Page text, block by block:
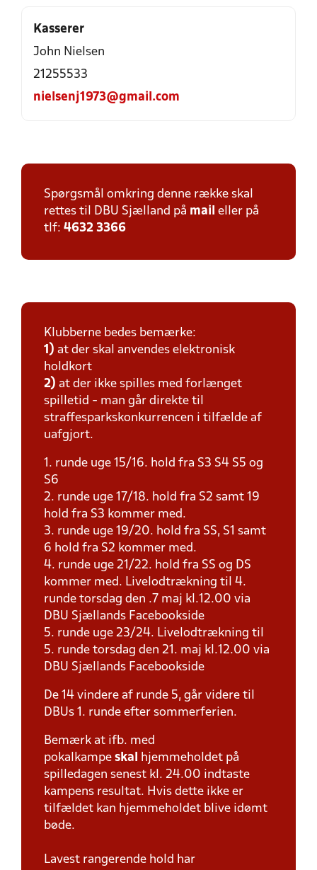
Kasserer
John Nielsen
21255533
nielsenj1973@gmail.com
Spørgsmål omkring denne række skal
rettes til DBU Sjælland på mail eller på
tlf: 4632 3366
Klubberne bedes bemærke:
1) at der skal anvendes elektronisk
holdkort
2) at der ikke spilles med forlænget
spilletid - man går direkte til
straffesparkskonkurrencen i tilfælde af
uafgjort.
1. runde uge 15/16. hold fra S3 S4 S5 og
S6
2. runde uge 17/18. hold fra S2 samt 19
hold fra S3 kommer med.
3. runde uge 19/20. hold fra SS, S1 samt
6 hold fra S2 kommer med.
4. runde uge 21/22. hold fra SS og DS
kommer med. Livelodtrækning til 4.
runde torsdag den .7 maj kl.12.00 via
DBU Sjællands Facebookside
5. runde uge 23/24. Livelodtrækning til
5. runde torsdag den 21. maj kl.12.00 via
DBU Sjællands Facebookside
De 14 vindere af runde 5, går videre til
DBUs 1. runde efter sommerferien.
Bemærk at ifb. med
pokalkampe skal
hjemmeholdet på
spilledagen senest kl. 24.00 indtaste
kampens resultat. Hvis dette ikke er
tilfældet kan hjemmeholdet blive idømt
bøde.
Lavest rangerende hold har